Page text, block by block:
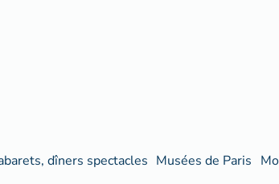
dîners spectacles Musées de Paris